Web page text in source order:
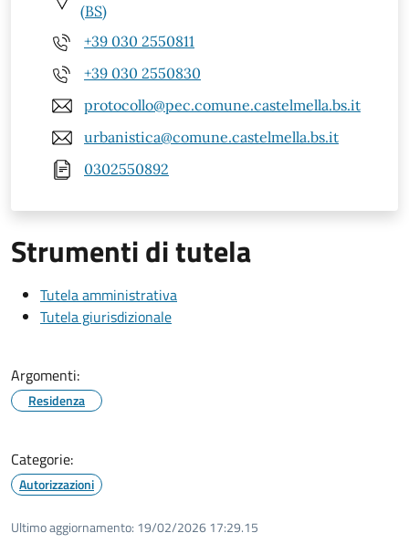
(BS)
+39 030 2550811
+39 030 2550830
protocollo@pec.comune.castelmella.bs.it
urbanistica@comune.castelmella.bs.it
0302550892
Strumenti di tutela
Tutela amministrativa
Tutela giurisdizionale
Argomenti:
Residenza
Categorie:
Autorizzazioni
Ultimo aggiornamento: 19/02/2026 17:29.15